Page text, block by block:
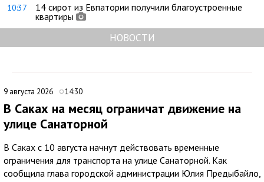
10:37
14 сирот из Евпатории получили благоустроенные
квартиры
НОВОСТИ
9 августа 2026 14:30
В Саках на месяц ограничат движение на
улице Санаторной
В Саках с 10 августа начнут действовать временные
ограничения для транспорта на улице Санаторной. Как
сообщила глава городской администрации Юлия Предыбайло,